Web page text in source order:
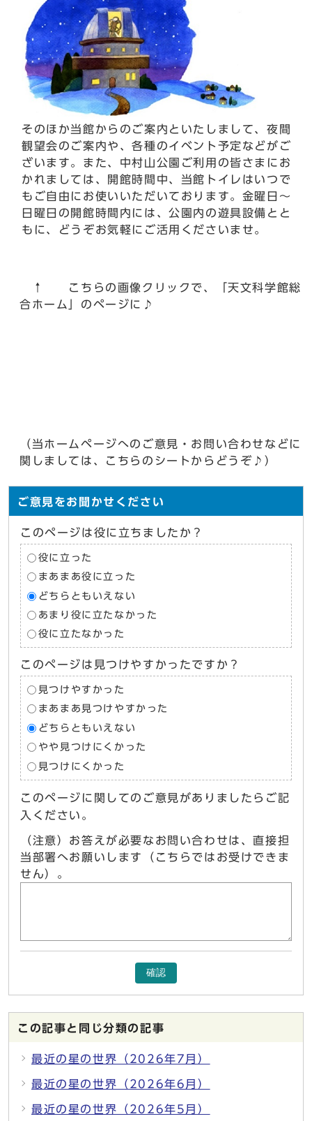
そのほか当館からのご案内といたしまして、夜間
観望会のご案内や、各種のイベント予定などがご
ざいます。また、中村山公園ご利用の皆さまにお
かれましては、開館時間中、当館トイレはいつで
もご自由にお使いいただいております。金曜日～
日曜日の開館時間内には、公園内の遊具設備とと
もに、どうぞお気軽にご活用くださいませ。
↑ こちらの画像クリックで、「天文科学館総
合ホーム」のページに♪
（当ホームページへのご意見・お問い合わせなどに
関しましては、こちらのシートからどうぞ♪）
ご意見をお聞かせください
このページは役に立ちましたか？
役に立った
まあまあ役に立った
どちらともいえない
あまり役に立たなかった
役に立たなかった
このページは見つけやすかったですか？
見つけやすかった
まあまあ見つけやすかった
どちらともいえない
やや見つけにくかった
見つけにくかった
このページに関してのご意見がありましたらご記
入ください。
（注意）お答えが必要なお問い合わせは、直接担
当部署へお願いします（こちらではお受けできま
せん）。
確認
この記事と同じ分類の記事
最近の星の世界（2026年7月）
最近の星の世界（2026年6月）
最近の星の世界（2026年5月）